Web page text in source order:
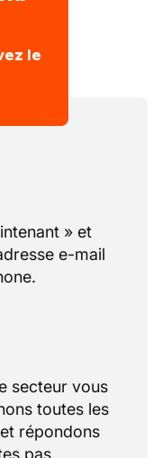
le
» et
e-mail
secteur vous
toutes les
répondons
pas